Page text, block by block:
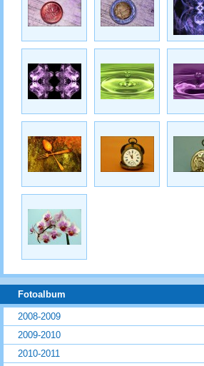
Fotoalbum
2008-2009
2009-2010
2010-2011